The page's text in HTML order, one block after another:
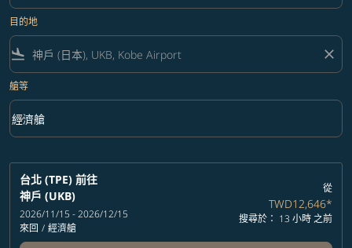
目的地
flight_land close
艙等
艙等 option 經濟艙 Selected
經濟艙
keyboard_arrow_down
台北 (TPE) 前往
神戶 (UKB)
2026/11/15 - 2026/12/15
來回 / 經濟艙
從
TWD12,646*
搜尋於： 13 小時 之前